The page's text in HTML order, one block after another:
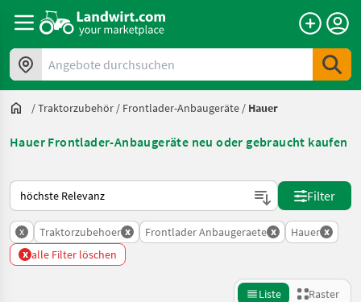
Angebote durchsuchen
/Traktorzubehör / Frontlader-Anbaugeräte / Hauer
Hauer Frontlader-Anbaugeräte neu oder gebraucht kaufen
So wird auf Landwirt.com sortiert
Filter
x Traktorzubehoer x Frontlader Anbaugeraete x Hauer x
x alle Filter löschen
Liste Raster